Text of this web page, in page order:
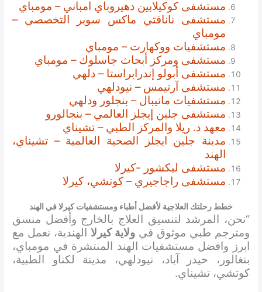
مستشفى كوكيلابين دهيروباي امباني – مومباي
مستشفى نانافتي ماكس سوبر التخصصي –
مومباي
مستشفيات ووكهارت – مومباي
مستشفى ومركز أبحاث جاسلوك – مومباي
مستشفى أبولو إندرابراستا – دلهي
مستشفى آرتيمس – نيودلهي
مستشفيات مانيبال – بنجلور ودلهي
مستشفى جلين إيجلز العالمي – بنجالورو
معهد د. ريلا والمركز الطبي – تشيناي
مدينة جلين ايجلز الصحية العالمية – تشيناي،
الهند
مستشفى ليكشور -كيرلا
مستشفى راجاجيري – كوتشي، كيرلا
خطط رحلتك العلاجية لأفضل أطباء ومستشفيات كيرلا في الهند
“نحن، المرشد لتنسيق العلاج بالخارج وأفضل منسق
ومترجم طبي موثوق في ولاية كيرلاالهندية، نعمل مع
ابرز وافضل مستشفيات الهند المنتشرة في مومباي،
بنغالور، حيدر آباد، نيودلهي، مدينة لكناو الطبية،
كوتشي، تشيناي.